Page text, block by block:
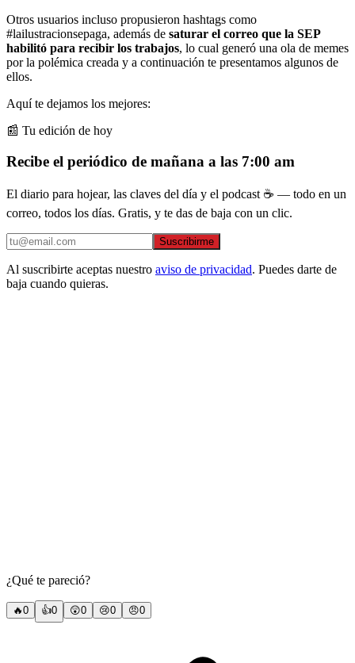
Otros usuarios incluso propusieron hashtags como
#lailustracionsepaga, además de saturar el correo que la SEP
habilitó para recibir los trabajos, lo cual generó una ola de memes
por la polémica creada y a continuación te presentamos algunos de
ellos.
Aquí te dejamos los mejores:
📰 Tu edición de hoy
Recibe el periódico de mañana a las 7:00 am
El diario para hojear, las claves del día y el podcast ☕ — todo en un
correo, todos los días. Gratis, y te das de baja con un clic.
Suscribirme
Al suscribirte aceptas nuestro aviso de privacidad. Puedes darte de
baja cuando quieras.
¿Qué te pareció?
🔥0 👍0 😲0 😢0 😠0